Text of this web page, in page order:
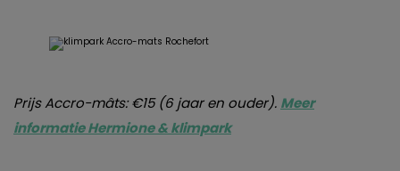
Prijs Accro-mâts: €15 (6 jaar en ouder). Meer
informatie Hermione & klimpark